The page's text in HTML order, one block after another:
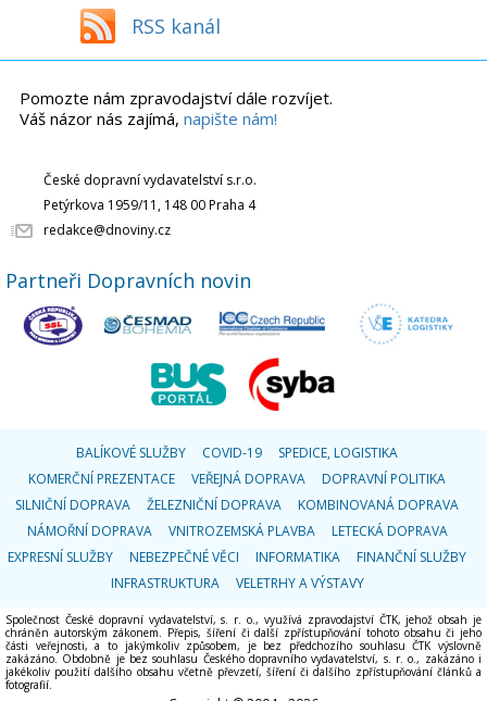
RSS kanál
Pomozte nám zpravodajství dále rozvíjet.
Váš názor nás zajímá, napište nám!
České dopravní vydavatelství s.r.o.
Petýrkova 1959/11, 148 00 Praha 4
redakce@dnoviny.cz
Partneři Dopravních novin
BALÍKOVÉ SLUŽBY COVID-19
SPEDICE, LOGISTIKA
KOMERČNÍ PREZENTACE
VEŘEJNÁ DOPRAVA
DOPRAVNÍ POLITIKA
SILNIČNÍ DOPRAVA
ŽELEZNIČNÍ DOPRAVA
KOMBINOVANÁ DOPRAVA
NÁMOŘNÍ DOPRAVA
VNITROZEMSKÁ PLAVBA
LETECKÁ DOPRAVA
EXPRESNÍ SLUŽBY
NEBEZPEČNÉ VĚCI INFORMATIKA
FINANČNÍ SLUŽBY
INFRASTRUKTURA
VELETRHY A VÝSTAVY
Společnost České dopravní vydavatelství, s. r. o., využívá zpravodajství ČTK, jehož obsah je
chráněn autorským zákonem. Přepis, šíření či další zpřístupňování tohoto obsahu či jeho
části veřejnosti, a to jakýmkoliv způsobem, je bez předchozího souhlasu ČTK výslovně
zakázáno. Obdobně je bez souhlasu Českého dopravního vydavatelství, s. r. o., zakázáno i
jakékoliv použití dalšího obsahu včetně převzetí, šíření či dalšího zpřístupňování článků a
fotografií.